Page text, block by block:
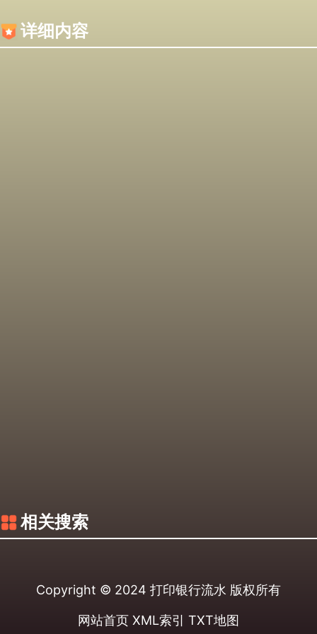
详细内容
相关搜索
Copyright © 2024 打印银行流水 版权所有
网站首页 XML索引 TXT地图